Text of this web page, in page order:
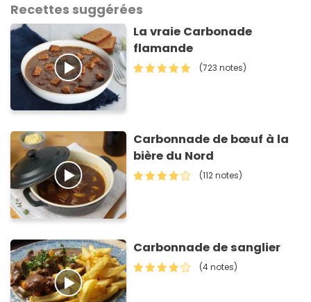
Recettes suggérées
La vraie Carbonade
flamande
(723 notes)
Carbonnade de bœuf à la
bière du Nord
(112 notes)
Carbonnade de sanglier
(4 notes)